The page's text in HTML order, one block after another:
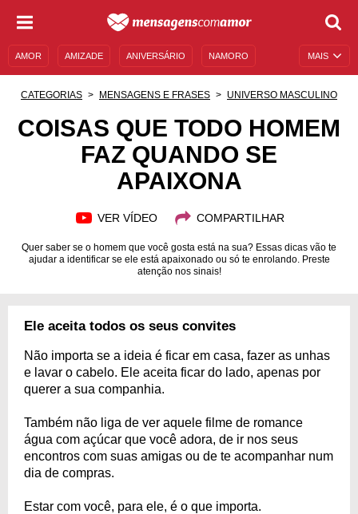
MAIS
AMOR AMIZADE ANIVERSÁRIO NAMORO
MENSAGENS E FRASES MENSAGENS DE ANIVERSÁRIO
FAMOSOS BÍBLIA
CATEGORIAS MENSAGENS E FRASES UNIVERSO MASCULINO
COISAS QUE TODO HOMEM
FAZ QUANDO SE
APAIXONA
VER VÍDEO COMPARTILHAR
Quer saber se o homem que você gosta está na sua? Essas dicas vão te
ajudar a identificar se ele está apaixonado ou só te enrolando. Preste
atenção nos sinais!
Ele aceita todos os seus convites
Não importa se a ideia é ficar em casa, fazer as unhas
e lavar o cabelo. Ele aceita ficar do lado, apenas por
querer a sua companhia.
Também não liga de ver aquele filme de romance
água com açúcar que você adora, de ir nos seus
encontros com suas amigas ou de te acompanhar num
dia de compras.
Estar com você, para ele, é o que importa.